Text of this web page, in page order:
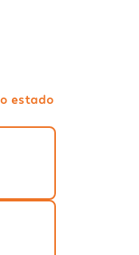
estado